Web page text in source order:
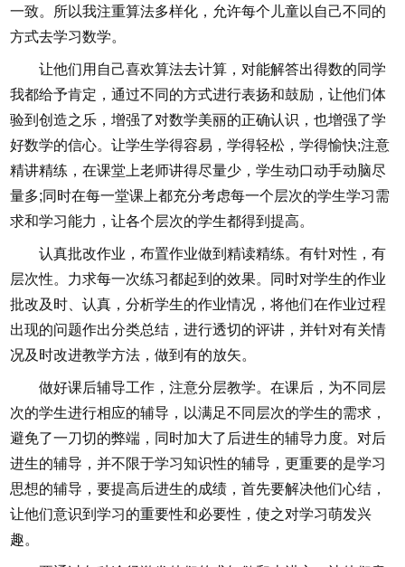
一致。所以我注重算法多样化，允许每个儿童以自己不同的
方式去学习数学。
让他们用自己喜欢算法去计算，对能解答出得数的同学
我都给予肯定，通过不同的方式进行表扬和鼓励，让他们体
验到创造之乐，增强了对数学美丽的正确认识，也增强了学
好数学的信心。让学生学得容易，学得轻松，学得愉快;注意
精讲精练，在课堂上老师讲得尽量少，学生动口动手动脑尽
量多;同时在每一堂课上都充分考虑每一个层次的学生学习需
求和学习能力，让各个层次的学生都得到提高。
认真批改作业，布置作业做到精读精练。有针对性，有
层次性。力求每一次练习都起到的效果。同时对学生的作业
批改及时、认真，分析学生的作业情况，将他们在作业过程
出现的问题作出分类总结，进行透切的评讲，并针对有关情
况及时改进教学方法，做到有的放矢。
做好课后辅导工作，注意分层教学。在课后，为不同层
次的学生进行相应的辅导，以满足不同层次的学生的需求，
避免了一刀切的弊端，同时加大了后进生的辅导力度。对后
进生的辅导，并不限于学习知识性的辅导，更重要的是学习
思想的辅导，要提高后进生的成绩，首先要解决他们心结，
让他们意识到学习的重要性和必要性，使之对学习萌发兴
趣。